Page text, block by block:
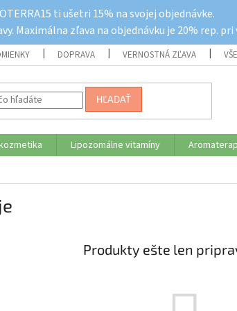
ti ušetri 15% na svojej objednávke.
Maximálna zľava na objednávku je 20% rep. pri
DOPRAVA VERNOSTNÁ ZĽAVA
HĽADAŤ
Lipozomálne vitamíny
Produkty ešte len